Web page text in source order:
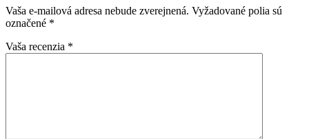
Vaša e-mailová adresa nebude zverejnená. Vyžadované polia sú
označené *
Vaša recenzia *